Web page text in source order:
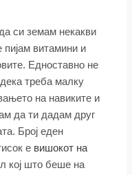
си земам некакви
витамини и
Едноставно не
треба малку
на навиките и
да ти дадам друг
Број еден
е вишокот на
кој што беше на